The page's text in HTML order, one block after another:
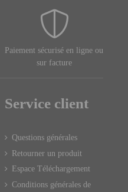
Paiement sécurisé en ligne ou
sur facture
Service client
Questions générales
Retourner un produit
Espace Téléchargement
Conditions générales de